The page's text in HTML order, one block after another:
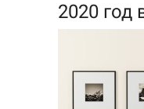
2020 год